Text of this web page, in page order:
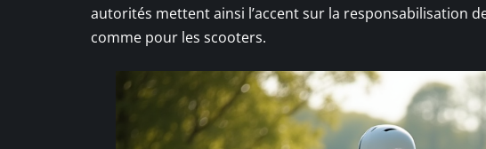
autorités mettent ainsi l’accent sur la responsabilisation
comme pour les scooters.